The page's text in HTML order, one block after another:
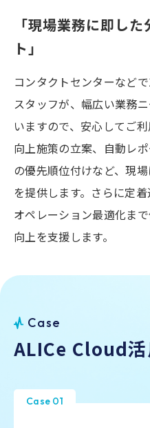
判断の透明性向上：
性のあるレポート
担当者の負担軽減：
正で一貫性ある評価
結果として、調査コス
の信頼性と健全性を高
「現場業務に即し
ト」
コンタクトセンターなど
スタッフが、幅広い業務
いますので、安心してご
向上施策の立案、自動レ
の優先順位付けなど、現
を提供します。さらに定
オペレーション最適化ま
向上を支援します。
Case
ALICe Cloud活
Case 01